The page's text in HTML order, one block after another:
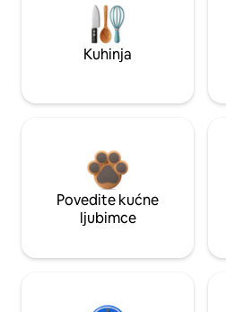
Kuhinja
Povedite kućne
ljubimce